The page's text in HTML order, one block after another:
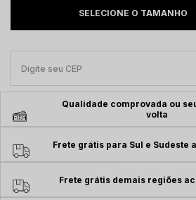
Qualidade comprovada ou
volta
Frete grátis para Sul e Sudeste
Frete grátis demais regiões